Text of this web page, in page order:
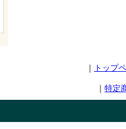
｜ トップ
｜ 特定